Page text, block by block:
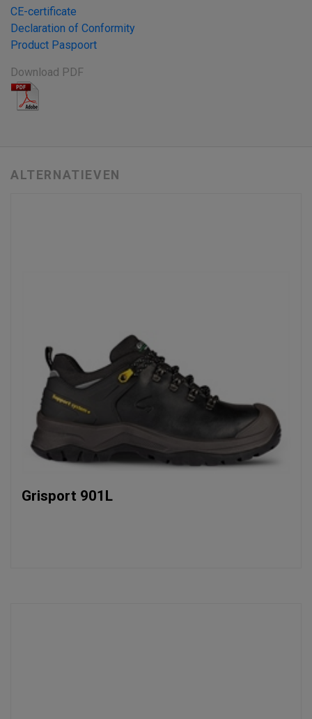
CE-certificate
Declaration of Conformity
Product Paspoort
Download PDF
ALTERNATIEVEN
Grisport 901L